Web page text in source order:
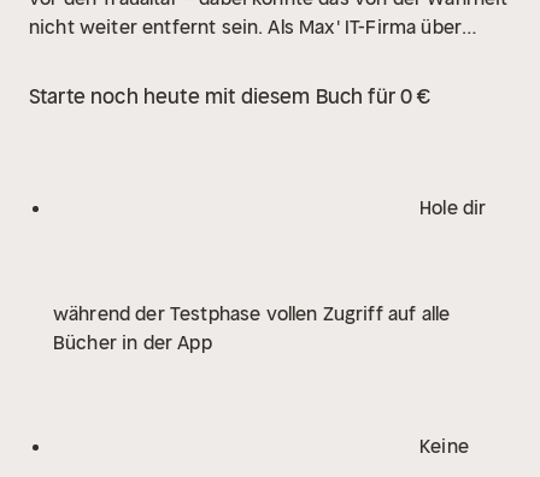
nicht weiter entfernt sein. Als Max' IT-Firma über
immer heftiger. Aber können sie das
Starte noch heute mit diesem Buch für 0 €
Hole dir
während der Testphase vollen Zugriff auf alle
Bücher in der App
Keine